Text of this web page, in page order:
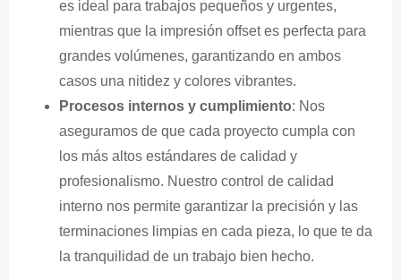
es ideal para trabajos pequeños y urgentes,
mientras que la impresión offset es perfecta para
grandes volúmenes, garantizando en ambos
casos una nitidez y colores vibrantes.
Procesos internos y cumplimiento: Nos
aseguramos de que cada proyecto cumpla con
los más altos estándares de calidad y
profesionalismo. Nuestro control de calidad
interno nos permite garantizar la precisión y las
terminaciones limpias en cada pieza, lo que te da
la tranquilidad de un trabajo bien hecho.